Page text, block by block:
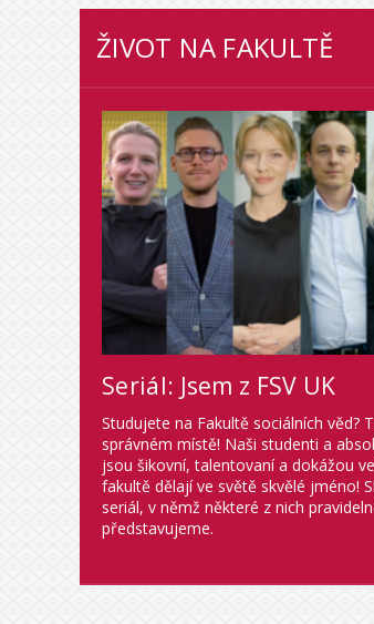
ŽIVOT NA FAKULTĚ
Seriál: Jsem z FSV UK
Studujete na Fakultě sociálních věd?
správném místě! Naši studenti a
jsou šikovní, talentovaní a dokážou
fakultě dělají ve světě skvělé jméno!
seriál, v němž některé z nich
představujeme.